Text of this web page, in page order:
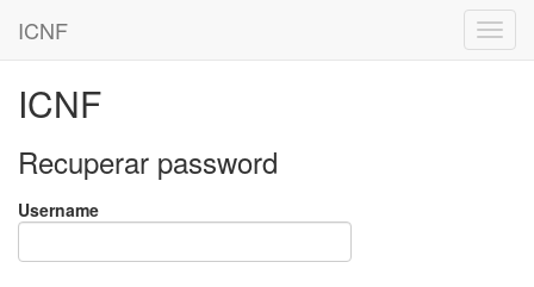
ICNF
ICNF
Recuperar password
Username